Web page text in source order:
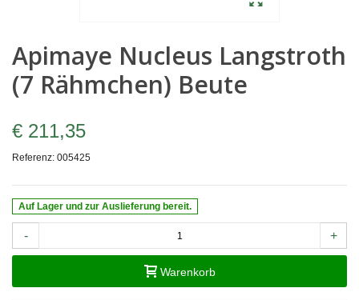
Apimaye Nucleus Langstroth
(7 Rähmchen) Beute
€ 211,35
Referenz: 005425
Auf Lager und zur Auslieferung bereit.
- +
Warenkorb